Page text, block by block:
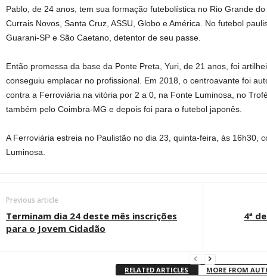
Pablo, de 24 anos, tem sua formação futebolística no Rio Grande
Currais Novos, Santa Cruz, ASSU, Globo e América. No futebol
Guarani-SP e São Caetano, detentor de seu passe.
Então promessa da base da Ponte Preta, Yuri, de 21 anos, foi
conseguiu emplacar no profissional. Em 2018, o centroavante foi
contra a Ferroviária na vitória por 2 a 0, na Fonte Luminosa, no
também pelo Coimbra-MG e depois foi para o futebol japonês.
A Ferroviária estreia no Paulistão no dia 23, quinta-feira, às 16h30,
Luminosa.
Previous article
Terminam dia 24 deste mês inscrições
para o Jovem Cidadão
4ª
RELATED ARTICLES MORE FROM